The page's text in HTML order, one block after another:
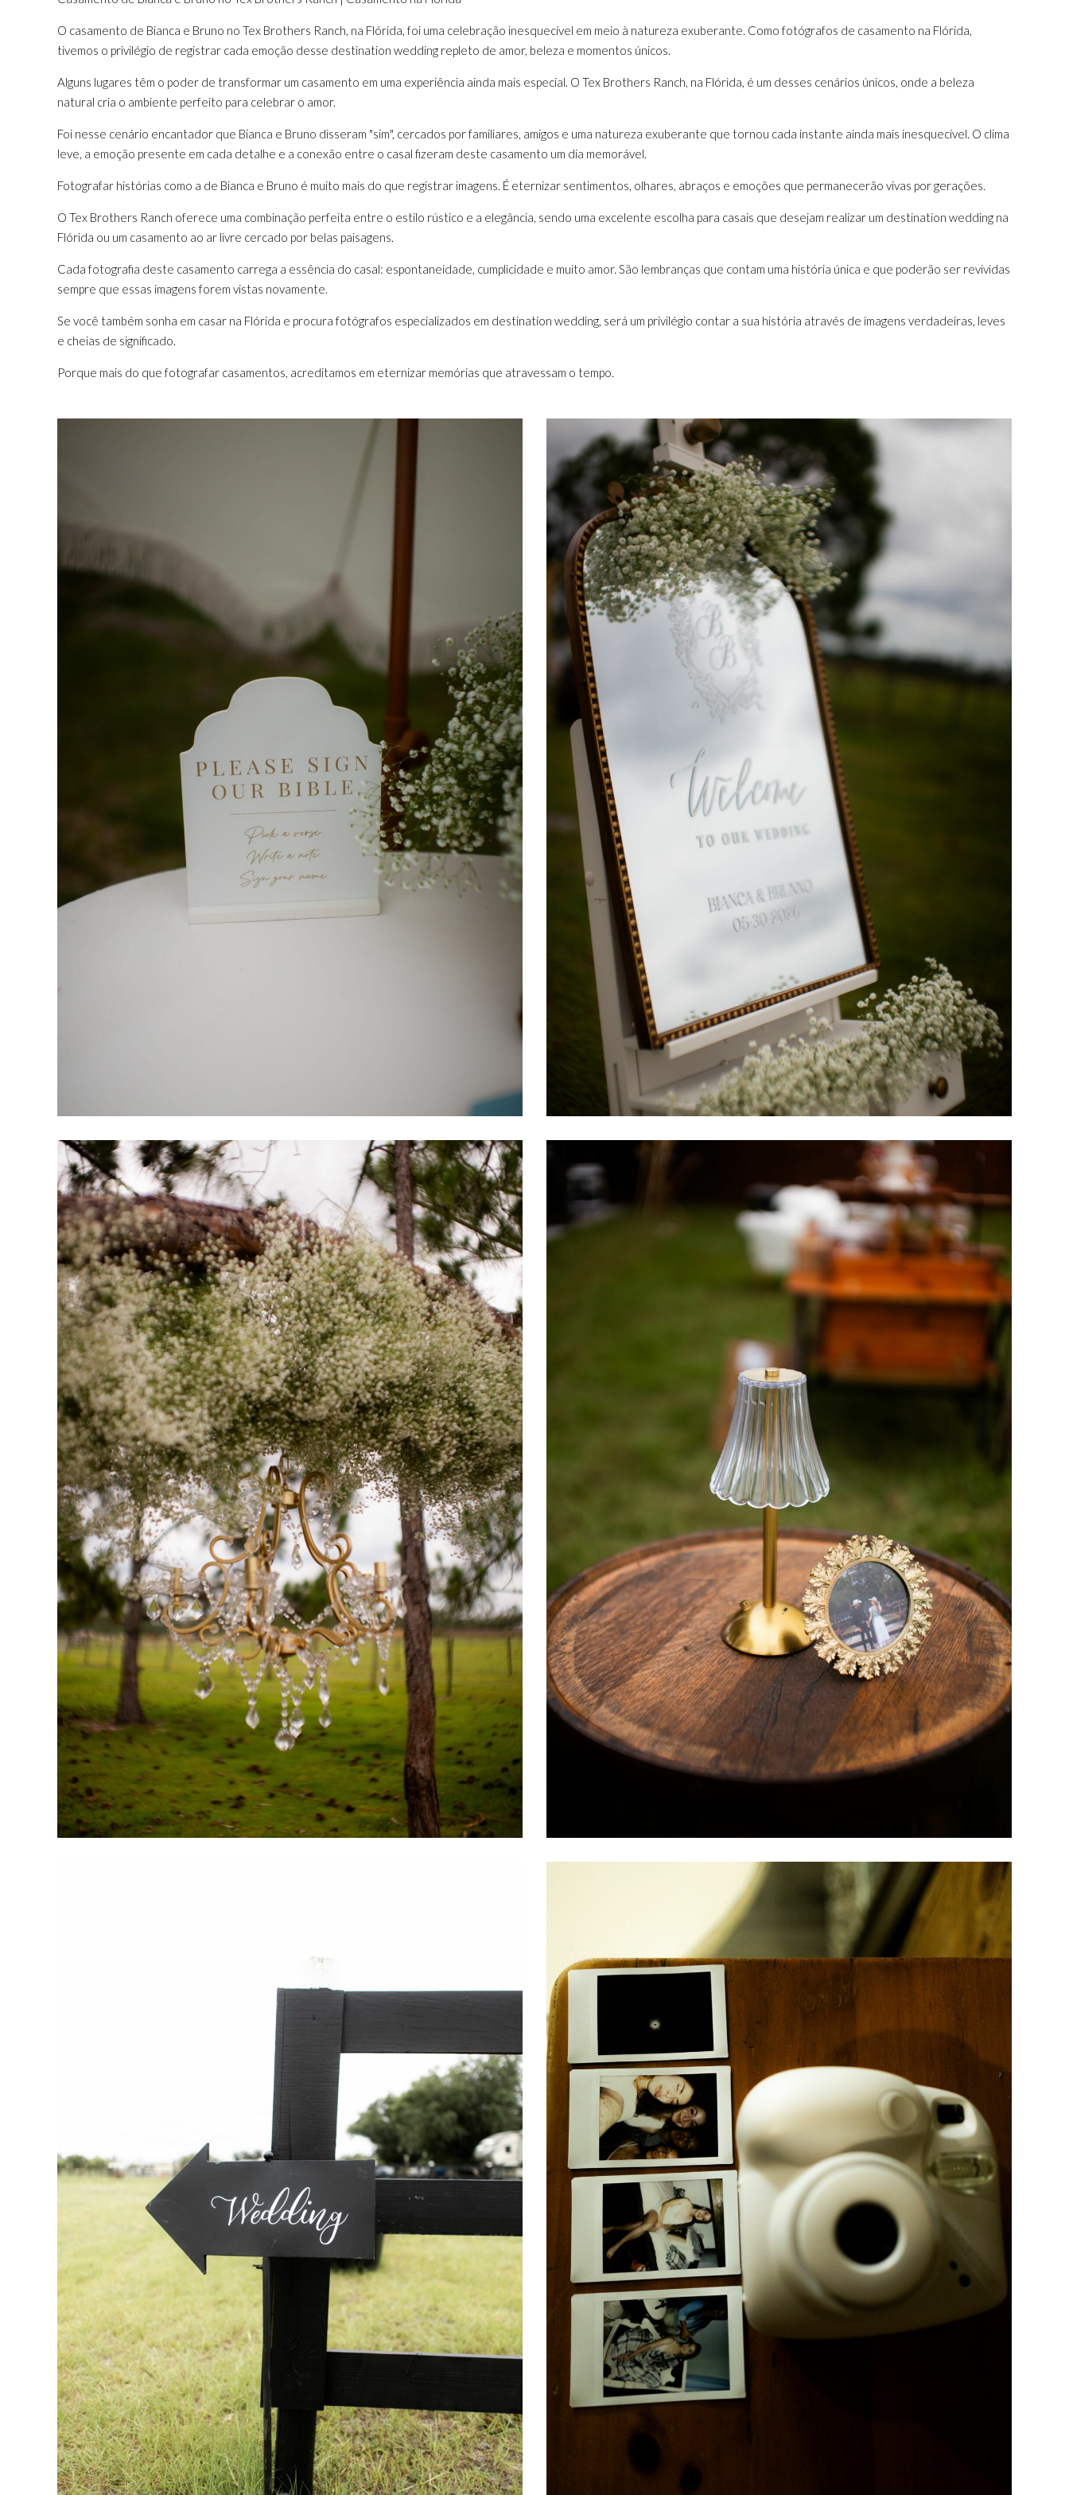
O casamento de Bianca e Bruno no Tex Brothers Ranch, na Flórida, foi uma celebração inesquecível em meio à natureza exuberante. Como fotógrafos de casamento na Flórida,
tivemos o privilégio de registrar cada emoção desse destination wedding repleto de amor, beleza e momentos únicos.
Alguns lugares têm o poder de transformar um casamento em uma experiência ainda mais especial. O Tex Brothers Ranch, na Flórida, é um desses cenários únicos, onde a beleza
natural cria o ambiente perfeito para celebrar o amor.
Foi nesse cenário encantador que Bianca e Bruno disseram "sim", cercados por familiares, amigos e uma natureza exuberante que tornou cada instante ainda mais inesquecível. O clima
leve, a emoção presente em cada detalhe e a conexão entre o casal fizeram deste casamento um dia memorável.
Fotografar histórias como a de Bianca e Bruno é muito mais do que registrar imagens. É eternizar sentimentos, olhares, abraços e emoções que permanecerão vivas por gerações.
O Tex Brothers Ranch oferece uma combinação perfeita entre o estilo rústico e a elegância, sendo uma excelente escolha para casais que desejam realizar um destination wedding na
Flórida ou um casamento ao ar livre cercado por belas paisagens.
Cada fotografia deste casamento carrega a essência do casal: espontaneidade, cumplicidade e muito amor. São lembranças que contam uma história única e que poderão ser revividas
sempre que essas imagens forem vistas novamente.
Se você também sonha em casar na Flórida e procura fotógrafos especializados em destination wedding, será um privilégio contar a sua história através de imagens verdadeiras, leves
e cheias de significado.
Porque mais do que fotografar casamentos, acreditamos em eternizar memórias que atravessam o tempo.